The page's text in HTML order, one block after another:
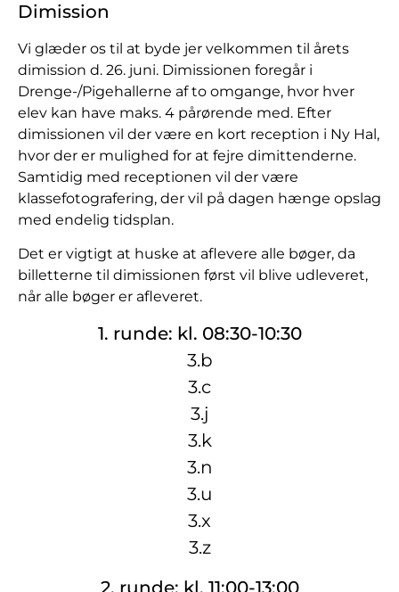
Dimission
Vi glæder os til at byde jer velkommen til årets
dimission d. 26. juni. Dimissionen foregår i
Drenge-/Pigehallerne af to omgange, hvor hver
elev kan have maks. 4 pårørende med. Efter
dimissionen vil der være en kort reception i Ny Hal,
hvor der er mulighed for at fejre dimittenderne.
Samtidig med receptionen vil der være
klassefotografering, der vil på dagen hænge opslag
med endelig tidsplan.
Det er vigtigt at huske at aflevere alle bøger, da
billetterne til dimissionen først vil blive udleveret,
når alle bøger er afleveret.
1. runde: kl. 08:30-10:30
3.b
3.c
3.j
3.k
3.n
3.u
3.x
3.z
2. runde: kl. 11:00-13:00